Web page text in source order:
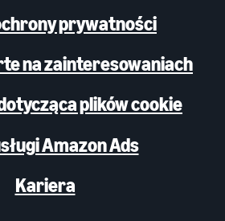
prywatności
na zainteresowaniach
plików cookie
Amazon Ads
Kariera